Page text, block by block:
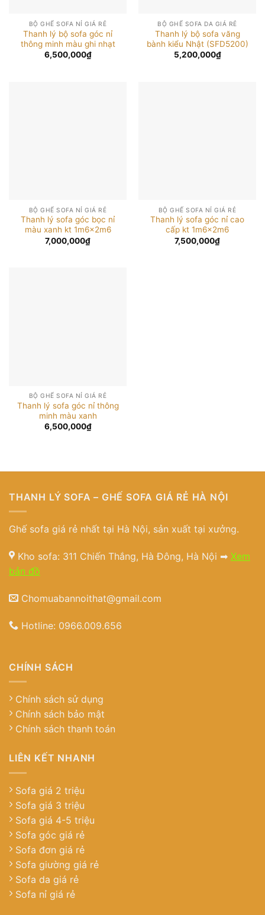
BỘ GHẾ SOFA NỈ GIÁ RẺ
Thanh lý bộ sofa góc nỉ
thông minh màu ghi nhạt
6,500,000₫
BỘ GHẾ SOFA DA GIÁ RẺ
Thanh lý bộ sofa văng
bành kiểu Nhật (SFD5200)
5,200,000₫
BỘ GHẾ SOFA NỈ GIÁ RẺ
Thanh lý sofa góc bọc nỉ
màu xanh kt 1m6x2m6
7,000,000₫
BỘ GHẾ SOFA NỈ GIÁ RẺ
Thanh lý sofa góc nỉ cao
cấp kt 1m6x2m6
7,500,000₫
BỘ GHẾ SOFA NỈ GIÁ RẺ
Thanh lý sofa góc nỉ thông
minh màu xanh
6,500,000₫
THANH LÝ SOFA – GHẾ SOFA GIÁ RẺ HÀ NỘI
Ghế sofa giá rẻ nhất tại Hà Nội, sản xuất tại xưởng.
Kho sofa: 311 Chiến Thắng, Hà Đông, Hà Nội ➡ Xem
bản đồ
Chomuabannoithat@gmail.com
Hotline: 0966.009.656
CHÍNH SÁCH
Chính sách sử dụng
Chính sách bảo mật
Chính sách thanh toán
LIÊN KẾT NHANH
Sofa giá 2 triệu
Sofa giá 3 triệu
Sofa giá 4-5 triệu
Sofa góc giá rẻ
Sofa đơn giá rẻ
Sofa giường giá rẻ
Sofa da giá rẻ
Sofa nỉ giá rẻ